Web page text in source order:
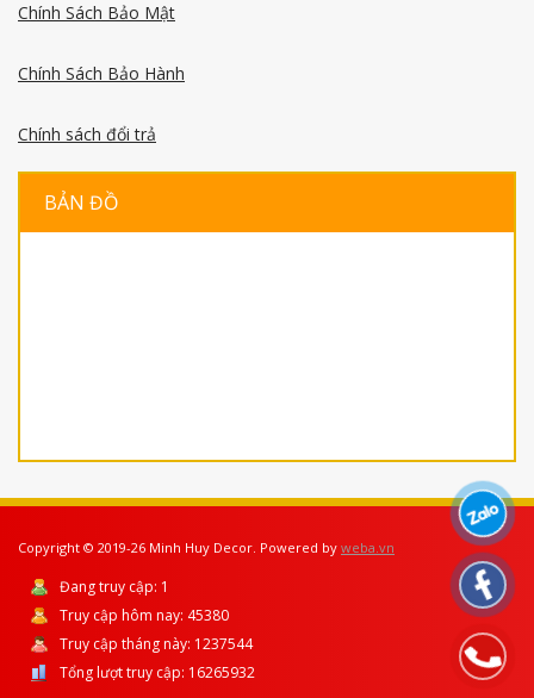
Chính Sách Bảo Mật
Chính Sách Bảo Hành
Chính sách đổi trả
BẢN ĐỒ
Copyright © 2019-26 Minh Huy Decor. Powered by weba.vn
Đang truy cập: 1
Truy cập hôm nay: 45380
Truy cập tháng này: 1237544
Tổng lượt truy cập: 16265932